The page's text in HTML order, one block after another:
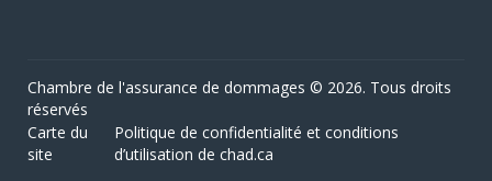
Chambre de l'assurance de dommages © 2026. Tous droits
réservés
Carte du
site
Politique de confidentialité et conditions
d’utilisation de chad.ca